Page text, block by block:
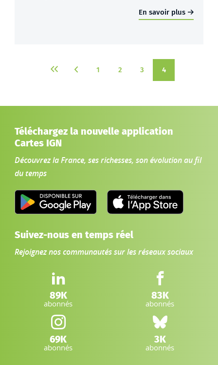
En savoir plus
Première pagePage précédente
Page
1 Page
2 Page
3
Page
courante
4
Téléchargez la nouvelle application
Cartes IGN
Découvrez la France, ses richesses, son évolution au fil
du temps
Suivez-nous en temps réel
Rejoignez nos communautés sur les réseaux sociaux
LinkedIn IGN :
89K
abonnés
Facebook IGN :
83K
abonnés
Instagram IGN :
69K
abonnés
Bluesky :
3K
abonnés